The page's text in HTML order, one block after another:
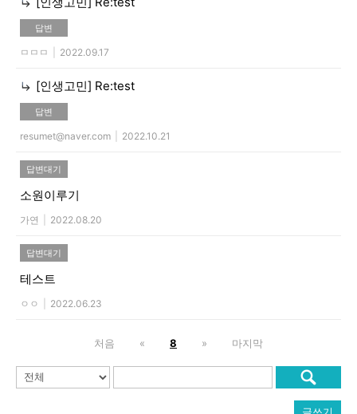
답변
ㅁㅁㅁ 2022.09.17
[인생고민] Re:test
답변
resumet@naver.com 2022.10.21
답변대기
소원이루기
가연 2022.08.20
답변대기
테스트
ㅇㅇ 2022.06.23
처음 « 8 » 마지막
글쓰기